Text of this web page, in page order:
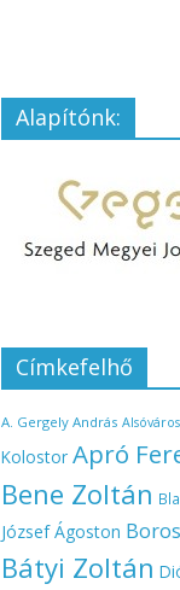
Alapítónk:
Címkefelhő
A. Gergely András Alsóváros
Kolostor Apró
Bene Zoltán
József Ágoston
Bátyi Zoltán